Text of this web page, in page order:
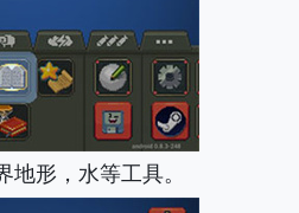
地形，水等工具。